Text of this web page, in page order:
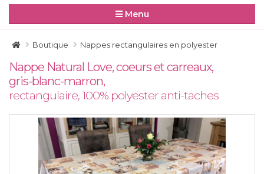
Menu
Boutique Nappes rectangulaires en polyester
Nappe Natural Love, coeurs et carreaux,
gris-blanc-marron,
rectangulaire, 100% polyester anti-taches